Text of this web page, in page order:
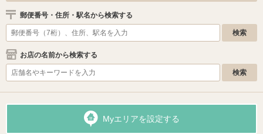
郵便番号・住所・駅名から検索する
お店の名前から検索する
Myエリアを設定する